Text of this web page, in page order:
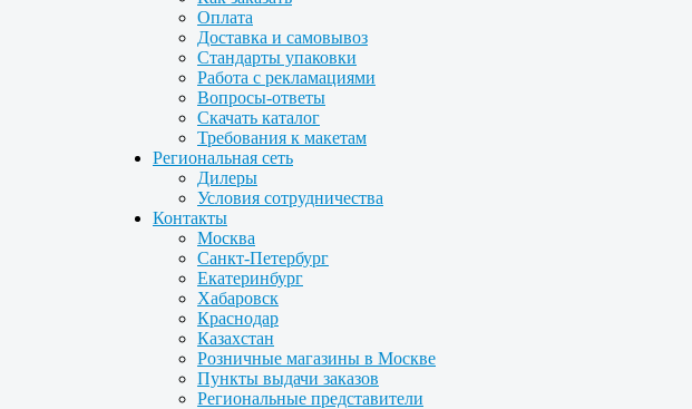
Оплата
Доставка и самовывоз
Стандарты упаковки
Работа с рекламациями
Вопросы-ответы
Скачать каталог
Требования к макетам
Региональная сеть
Дилеры
Условия сотрудничества
Контакты
Москва
Санкт-Петербург
Екатеринбург
Хабаровск
Краснодар
Казахстан
Розничные магазины в Москве
Пункты выдачи заказов
Региональные представители